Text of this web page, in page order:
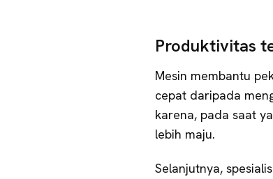
Produktivitas
Mesin membantu
cepat daripada
karena, pada saat
lebih maju.
Selanjutnya,